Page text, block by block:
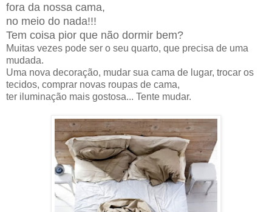
fora da nossa cama,
no meio do nada!!!
Tem coisa pior que não dormir bem?
Muitas vezes pode ser o seu quarto, que precisa de uma
mudada.
Uma nova decoração, mudar sua cama de lugar, trocar os
tecidos, comprar novas roupas de cama,
ter iluminação mais gostosa... Tente mudar.